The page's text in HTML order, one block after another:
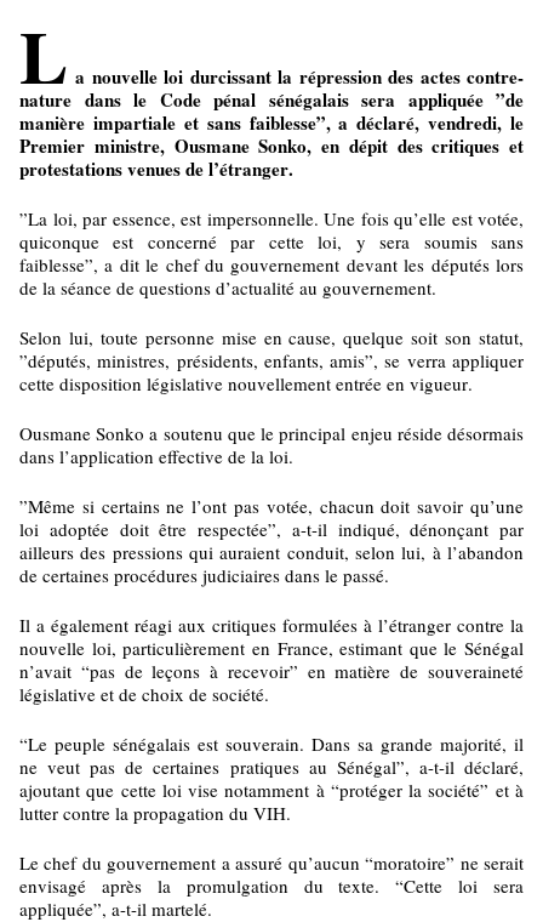
L a nouvelle loi durcissant la répression des actes contre-
nature dans le Code pénal sénégalais sera appliquée ”de
manière impartiale et sans faiblesse”, a déclaré, vendredi, le
Premier ministre, Ousmane Sonko, en dépit des critiques et
protestations venues de l’étranger.
”La loi, par essence, est impersonnelle. Une fois qu’elle est votée,
quiconque est concerné par cette loi, y sera soumis sans
faiblesse”, a dit le chef du gouvernement devant les députés lors
de la séance de questions d’actualité au gouvernement.
Selon lui, toute personne mise en cause, quelque soit son statut,
”députés, ministres, présidents, enfants, amis”, se verra appliquer
cette disposition législative nouvellement entrée en vigueur.
Ousmane Sonko a soutenu que le principal enjeu réside désormais
dans l’application effective de la loi.
”Même si certains ne l’ont pas votée, chacun doit savoir qu’une
loi adoptée doit être respectée”, a-t-il indiqué, dénonçant par
ailleurs des pressions qui auraient conduit, selon lui, à l’abandon
de certaines procédures judiciaires dans le passé.
Il a également réagi aux critiques formulées à l’étranger contre la
nouvelle loi, particulièrement en France, estimant que le Sénégal
n’avait “pas de leçons à recevoir” en matière de souveraineté
législative et de choix de société.
“Le peuple sénégalais est souverain. Dans sa grande majorité, il
ne veut pas de certaines pratiques au Sénégal”, a-t-il déclaré,
ajoutant que cette loi vise notamment à “protéger la société” et à
lutter contre la propagation du VIH.
Le chef du gouvernement a assuré qu’aucun “moratoire” ne serait
envisagé après la promulgation du texte. “Cette loi sera
appliquée”, a-t-il martelé.